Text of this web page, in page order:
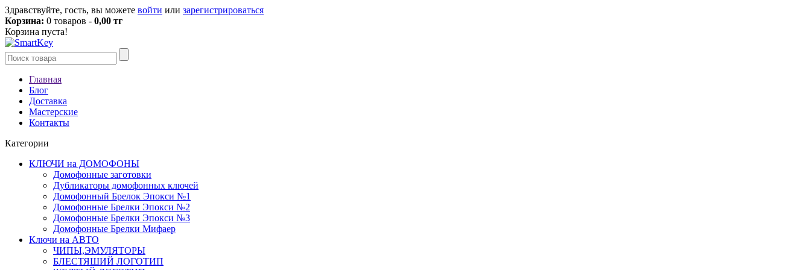
Здравствуйте, гость, вы можете войти или зарегистрироваться
Корзина: 0 товаров - 0,00 тг
Корзина пуста!
Главная
Блог
Доставка
Мастерские
Контакты
Категории
КЛЮЧИ на ДОМОФОНЫ
Домофонные заготовки
Дубликаторы домофонных ключей
Домофонный Брелок Эпокси №1
Домофонные Брелки Эпокси №2
Домофонные Брелки Эпокси №3
Домофонные Брелки Мифаер
Ключи на АВТО
ЧИПЫ,ЭМУЛЯТОРЫ
БЛЕСТЯШИЙ ЛОГОТИП